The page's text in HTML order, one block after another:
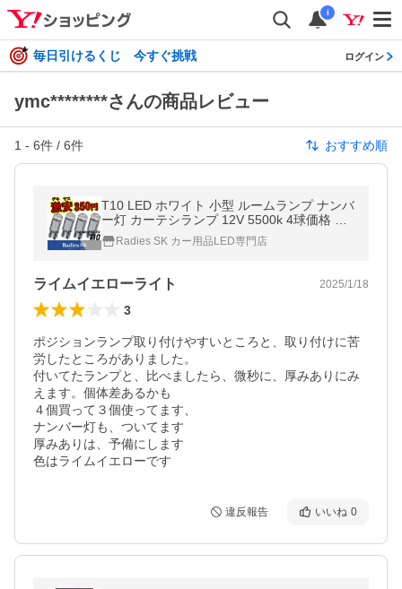
i
毎日引けるくじ 今すぐ挑戦 ログイン
ymc********さんの商品レビュー
1 - 6件 / 6件 おすすめ順
T10 LED ホワイト 小型 ルームランプ ナンバ
ー灯 カーテシランプ 12V 5500k 4球価格 条
件付き保証
Radies SK カー用品LED専門店
ライムイエローライト 2025/1/18
3
ポジションランプ取り付けやすいところと、取り付けに苦
労したところがありました。
付いてたランプと、比べましたら、微秒に、厚みありにみ
えます。個体差あるかも
４個買って３個使ってます、
ナンバー灯も、ついてます
厚みありは、予備にします
違反報告 いいね 0